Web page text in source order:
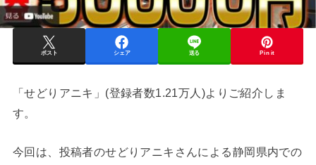
ポスト シェア 送る Pin it
「せどりアニキ」(登録者数1.21万人)よりご紹介しま
す。
今回は、投稿者のせどりアニキさんによる静岡県内での